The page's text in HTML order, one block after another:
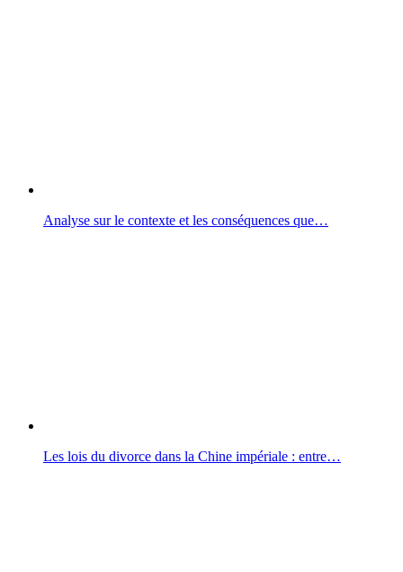
Analyse sur le contexte et les conséquences que…
Les lois du divorce dans la Chine impériale : entre…